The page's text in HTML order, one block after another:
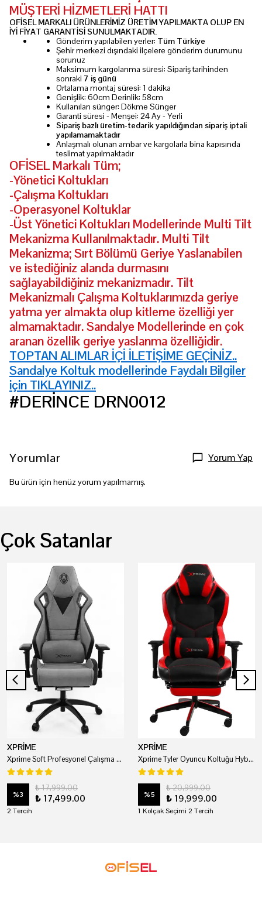
MÜŞTERİ HİZMETLERİ HATTI
OFİSEL MARKALI ÜRÜNLERİMİZ ÜRETİM YAPILMAKTA OLUP EN
İYİ FİYAT GARANTİSİ SUNULMAKTADIR.
Gönderim yapılabilen yerler: Tüm Türkiye
Şehir merkezi dışındaki ilçelere gönderim durumunu
sorunuz
Maksimum kargolanma süresi: Sipariş tarihinden
sonraki 7 iş günü
Ortalama montaj süresi: 1 dakika
Genişlik: 60cm Derinlik: 58cm
Kullanılan sünger: Dökme Sünger
Garanti süresi - Menşei: 24 Ay - Yerli
Sipariş bazlı üretim-tedarik yapıldığından sipariş iptali
yapılamamaktadır
Anlaşmalı olunan ambar ve kargolarla bina kapısında
teslimat yapılmaktadır
OFİSEL Markalı Tüm;
-Yönetici Koltukları
-Çalışma Koltukları
-Operasyonel Koltuklar
-Üst Yönetici Koltukları Modellerinde Multi Tilt
Mekanizma Kullanılmaktadır. Multi Tilt
Mekanizma; Sırt Bölümü Geriye Yaslanabilen
ve istediğiniz alanda durmasını
sağlayabildiğiniz mekanizmadır. Tilt
Mekanizmalı Çalışma Koltuklarımızda geriye
yatma yer almakta olup kitleme özelliği yer
almamaktadır. Sandalye Modellerinde en çok
aranan özellik geriye yaslanma özelliğidir.
TOPTAN ALIMLAR İÇİ İLETİŞİME GEÇİNİZ..
Sandalye Koltuk modellerinde Faydalı Bilgiler
için TIKLAYINIZ..
#DERİNCE DRN0012
Yorumlar Yorum Yap
Bu ürün için henüz yorum yapılmamış.
Çok Satanlar
XPRİME
Xprime Soft Profesyonel Çalışma Ve Oyuncu Koltuğu
%3
₺ 17,999.00
₺ 17,499.00
2 Tercih
XPRİME
Xprime Tyler Oyuncu Koltuğu Hybrid Kumaş Kırmızı
%5
₺ 20,999.00
₺ 19,999.00
1 Kolçak Seçimi 2 Tercih